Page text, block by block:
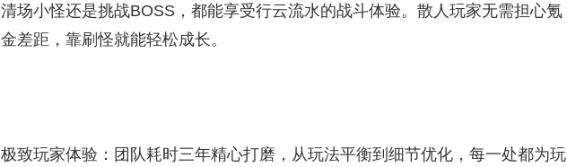
清场小怪还是挑战BOSS，都能享受行云流水的战斗体验。散人玩家无需担心氪
金差距，靠刷怪就能轻松成长。​
极致玩家体验：团队耗时三年精心打磨，从玩法平衡到细节优化，每一处都为玩